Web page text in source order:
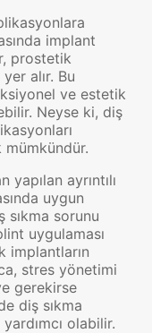
implant
prostetik
alır. Bu
ve estetik
Neyse ki, diş
mümkündür.
ayrıntılı
uygun
sıkma sorunu
uygulaması
implantların
stres yönetimi
gerekirse
diş sıkma
olabilir.